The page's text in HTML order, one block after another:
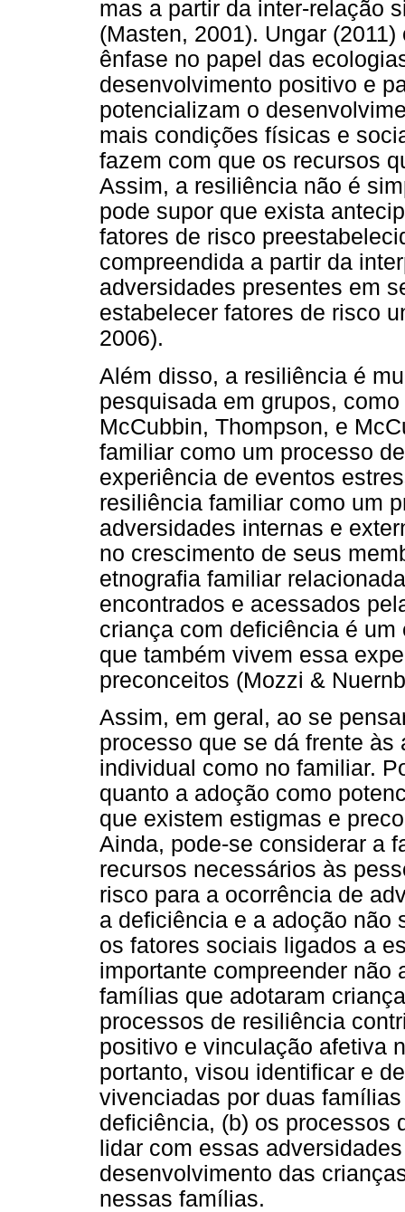
mas a partir da inter-relação
(Masten, 2001). Ungar
ênfase no papel das
desenvolvimento positivo e
potencializam o
mais condições físicas e
fazem com que os recursos
Assim, a resiliência não é
pode supor que exista
fatores de risco
compreendida a partir da
adversidades presentes em
estabelecer fatores de risco
2006).
Além disso, a resiliência é
pesquisada em grupos,
McCubbin, Thompson, e
familiar como um processo
experiência de eventos
resiliência familiar como um
adversidades internas e
no crescimento de seus
etnografia familiar
encontrados e acessados
criança com deficiência é
que também vivem essa
preconceitos (Mozzi &
Assim, em geral, ao se
processo que se dá frente
individual como no familiar.
quanto a adoção como
que existem estigmas e
Ainda, pode-se considerar a
recursos necessários às
risco para a ocorrência de
a deficiência e a adoção não
os fatores sociais ligados a
importante compreender não
famílias que adotaram
processos de resiliência
positivo e vinculação afetiva
portanto, visou identificar e
vivenciadas por duas
deficiência, (b) os processos
lidar com essas
desenvolvimento das
nessas famílias.